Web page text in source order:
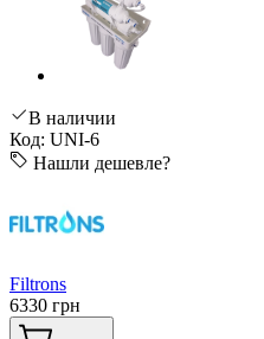
В наличии
Код: UNI-6
Нашли дешевле?
Filtrons
6330 грн